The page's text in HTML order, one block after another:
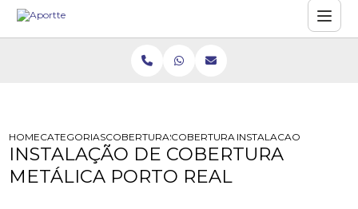
HOMECATEGORIASCOBERTURAS METALICASCOBERTURA METALICA COMERCIAL
INSTALACAO DE
INSTALAÇÃO DE COBERTURA
METÁLICA PORTO REAL